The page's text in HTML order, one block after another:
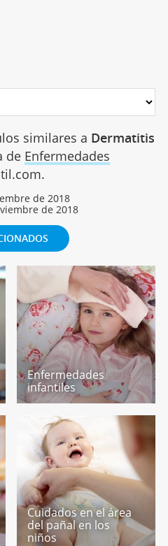
similares a Dermatitis
de Enfermedades
de 2018
de 2018
Enfermedades
infantiles
Cuidados en el área
del pañal en los
niños